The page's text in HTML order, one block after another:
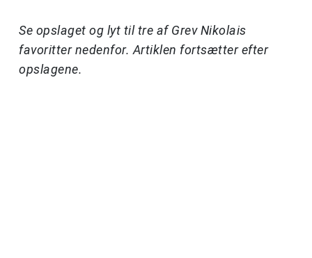
Se opslaget og lyt til tre af Grev Nikolais
favoritter nedenfor. Artiklen fortsætter efter
opslagene.